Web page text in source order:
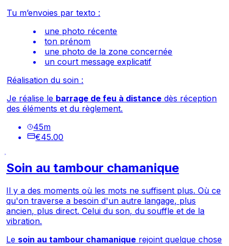
Tu m’envoies par texto :
une photo récente
ton prénom
une photo de la zone concernée
un court message explicatif
Réalisation du soin :
Je réalise le barrage de feu à distance dès réception
des éléments et du règlement.
45m
€45.00
Soin au tambour chamanique
Il y a des moments où les mots ne suffisent plus. Où ce
qu'on traverse a besoin d'un autre langage, plus
ancien, plus direct. Celui du son, du souffle et de la
vibration.
Le soin au tambour chamanique rejoint quelque chose